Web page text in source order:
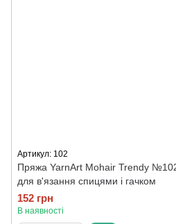
Артикул: 102
Пряжа YarnArt Mohair Trendy
для в'язання спицями і гачком
152 грн
В наявності